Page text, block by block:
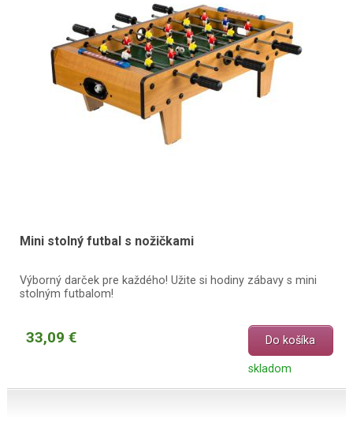
Mini stolný futbal s nožičkami
Výborný darček pre každého! Užite si hodiny zábavy s mini
stolným futbalom!
33,09 € Do košíka
skladom